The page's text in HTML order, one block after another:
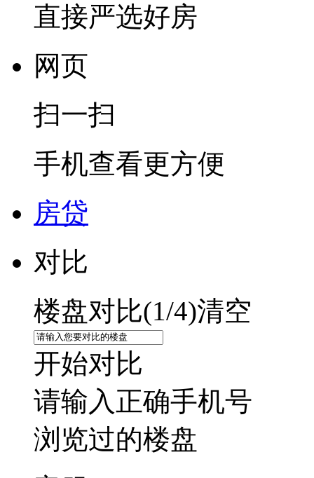
直接严选好房
网页
扫一扫
手机查看更方便
房贷
对比
楼盘对比(1/4)清空
开始对比
请输入正确手机号
浏览过的楼盘